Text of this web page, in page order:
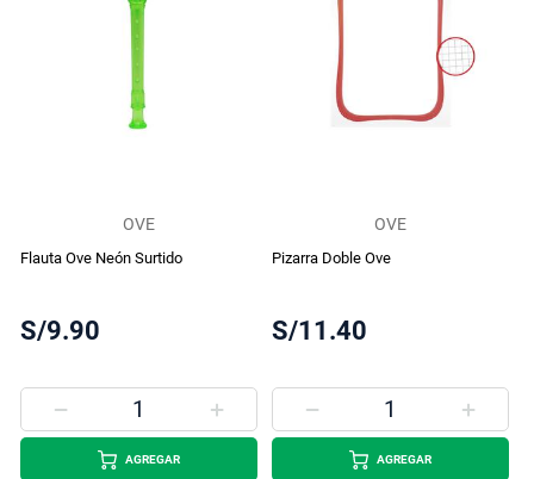
OVE
Flauta Ove Neón Surtido
S/9.90
AGREGAR
OVE
Pizarra Doble Ove
S/11.40
AGREGAR